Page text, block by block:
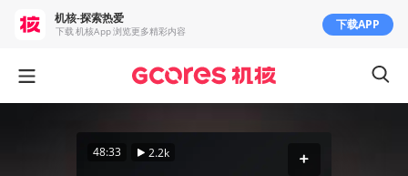
48:33 2.2k
机核-探索热爱
下载 机核App 浏览更多精彩内容 下载APP